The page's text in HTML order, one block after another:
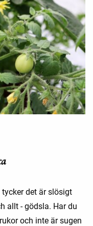
det är slösigt
allt - gödsla. Har du
och inte är sugen